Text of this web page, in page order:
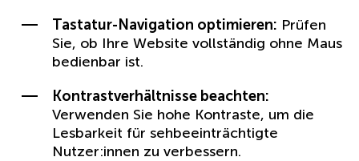
Tastatur-Navigation optimieren: Prüfen
Sie, ob Ihre Website vollständig ohne Maus
bedienbar ist.
Kontrastverhältnisse beachten:
Verwenden Sie hohe Kontraste, um die
Lesbarkeit für sehbeeinträchtigte
Nutzer:innen zu verbessern.